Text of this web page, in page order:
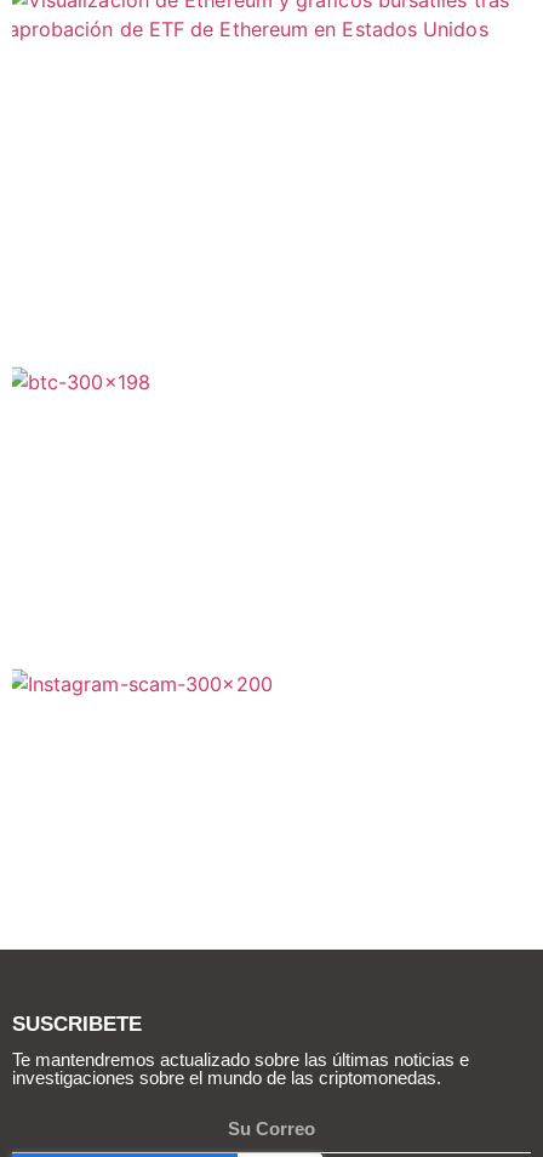
SUSCRIBETE
Te mantendremos actualizado sobre las últimas noticias e
investigaciones sobre el mundo de las criptomonedas.